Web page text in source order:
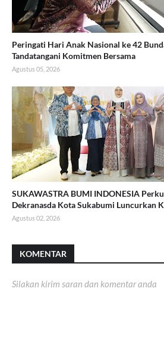
Peringati Hari Anak Nasional ke 42
Tandatangani Komitmen Bersama
Agustus 05, 2026
SUKAWASTRA BUMI INDONESIA
Dekranasda Kota Sukabumi Luncurkan
Agustus 02, 2026
KOMENTAR
Silakan kirim saran dan komentar anda